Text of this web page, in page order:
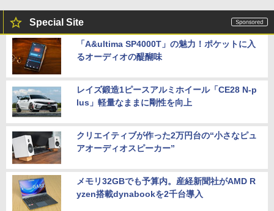
Special Site
「A&ultima SP4000T」の魅力！ポケットに入
るオーディオの醍醐味
レイズ鍛造1ピースアルミホイール「CE28 N-p
lus」軽量なままに剛性を向上
クリエイティブが作った2万円台の“小さなピュ
アオーディオスピーカー”
メモリ32GBでも予算内。産経新聞社がAMD R
yzen搭載dynabookを2千台導入